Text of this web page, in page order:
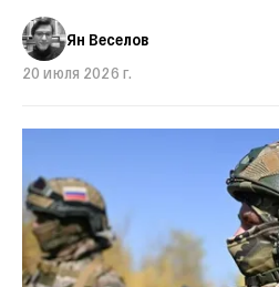
Ян Веселов
20 июля 2026 г.